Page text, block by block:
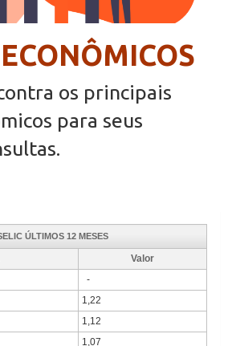
os principais
para seus
ÚLTIMOS 12 MESES
Valor
-
1,22
1,12
1,07